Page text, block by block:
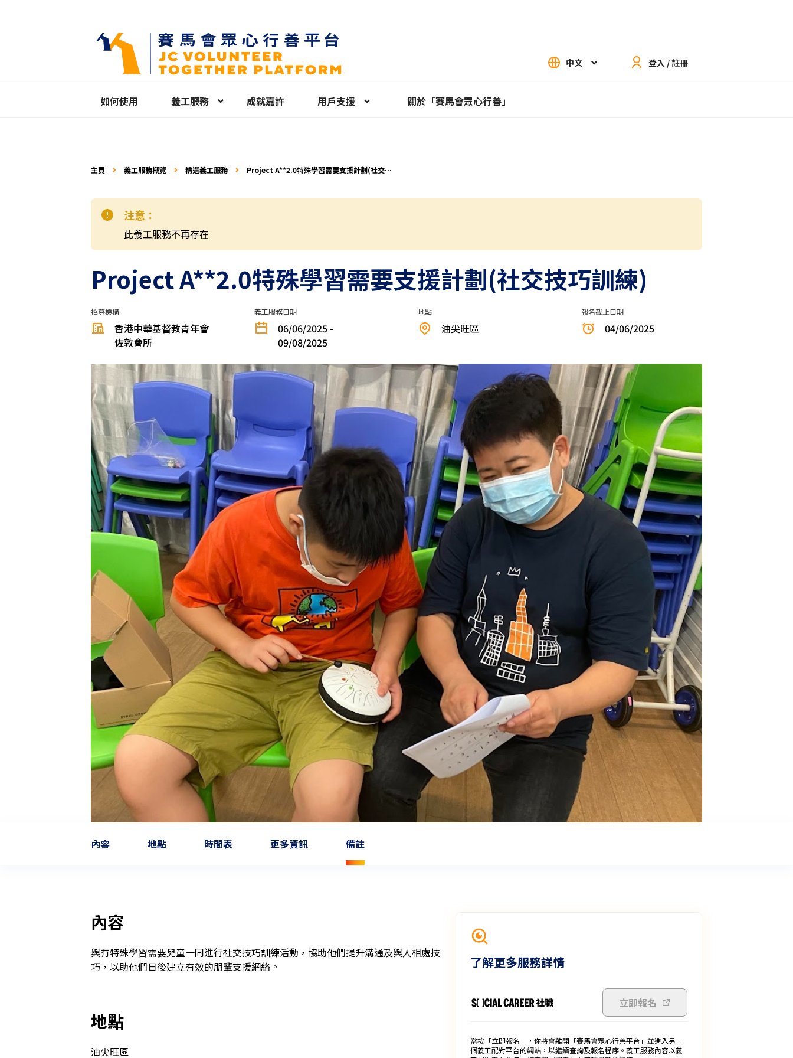
中文 登入 / 註冊
如何使用 義工服務 成就嘉許 用戶支援 關於「賽馬會眾心行善」
主頁 義工服務概覽 精選義工服務
Project A**2.0特殊學習需要支援計劃(社交技
注意：
此義工服務不再存在
Project A**2.0特殊學習需要支援計劃(社交技巧訓練)
招募機構
香港中華基督教青年會
佐敦會所
義工服務日期
06/06/2025 -
09/08/2025
地點
油尖旺區
報名截止日期
04/06/2025
內容 地點 時間表 更多資訊 備註
內容
與有特殊學習需要兒童一同進行社交技巧訓練活動，協助他們提升溝通及與人相處技
巧，以助他們日後建立有效的朋輩支援網絡。
地點
油尖旺區
了解更多服務詳情
立即報名
當按「立即報名」，你將會離開「賽馬會眾心行善平台」並進入另一
個義工配對平台的網站，以繼續查詢及報名程序。義工服務內容以義